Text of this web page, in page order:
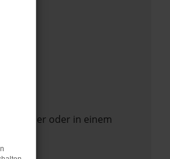
Browser oder in einem